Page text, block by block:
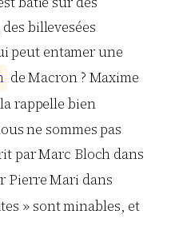
billevesées
peut entamer une
de Macron ? Maxime
rappelle bien
ne sommes pas
par Marc Bloch dans
Pierre Mari dans
» sont minables, et